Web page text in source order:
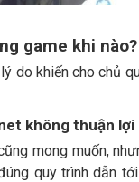
game khi nào?
do khiến cho chủ
không thuận lợi
mong muốn,
quy trình dẫn